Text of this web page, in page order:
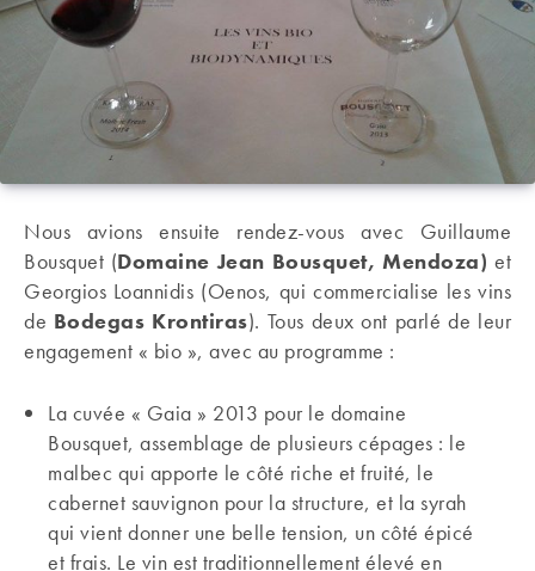
Nous avions ensuite rendez-vous avec Guillaume
Bousquet (Domaine Jean Bousquet, Mendoza) et
Georgios Loannidis (Oenos, qui commercialise les vins
de Bodegas Krontiras). Tous deux ont parlé de leur
engagement « bio », avec au programme :
La cuvée « Gaia » 2013 pour le domaine
Bousquet, assemblage de plusieurs cépages : le
malbec qui apporte le côté riche et fruité, le
cabernet sauvignon pour la structure, et la syrah
qui vient donner une belle tension, un côté épicé
et frais. Le vin est traditionnellement élevé en